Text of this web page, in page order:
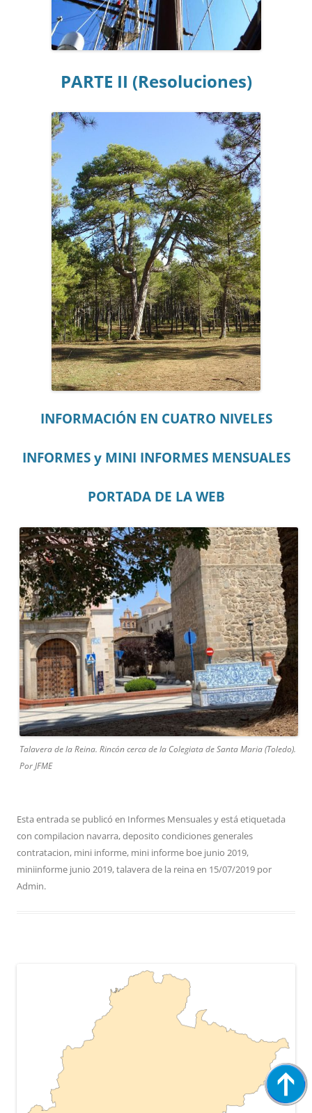
PARTE II (Resoluciones)
INFORMACIÓN EN CUATRO NIVELES
INFORMES y MINI INFORMES MENSUALES
PORTADA DE LA WEB
Talavera de la Reina. Rincón cerca de la Colegiata de Santa Maria (Toledo).
Por JFME
Esta entrada se publicó en Informes Mensualesy está etiquetada
con compilacion navarra,deposito condiciones generales
contratacion, mini informe, mini informe boe junio 2019,
miniinforme junio 2019,talavera de la reina en 15/07/2019 por
Admin.